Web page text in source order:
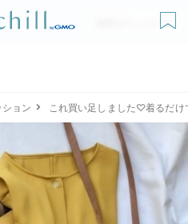
無料ダウンロード
ョン これ買い足しました♡着るだけ